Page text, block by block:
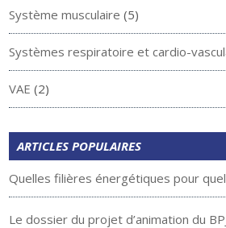
Système musculaire (5)
Systèmes respiratoire et cardio-
VAE (2)
ARTICLES POPULAIRES
Quelles filières énergétiques pour
Le dossier du projet d’animation du